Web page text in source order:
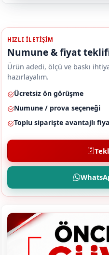
HIZLI ILETIŞIM
Numune & fiyat
Ürün adedi, ölçü ve baskı
hazırlayalım.
Ücretsiz ön görüşme
Numune / prova seçeneği
Toplu siparişte avantajlı